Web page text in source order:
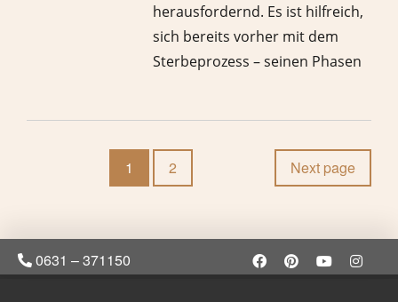
herausfordernd. Es ist hilfreich,
sich bereits vorher mit dem
Sterbeprozess – seinen Phasen
1 2 Next page
0631 – 371150